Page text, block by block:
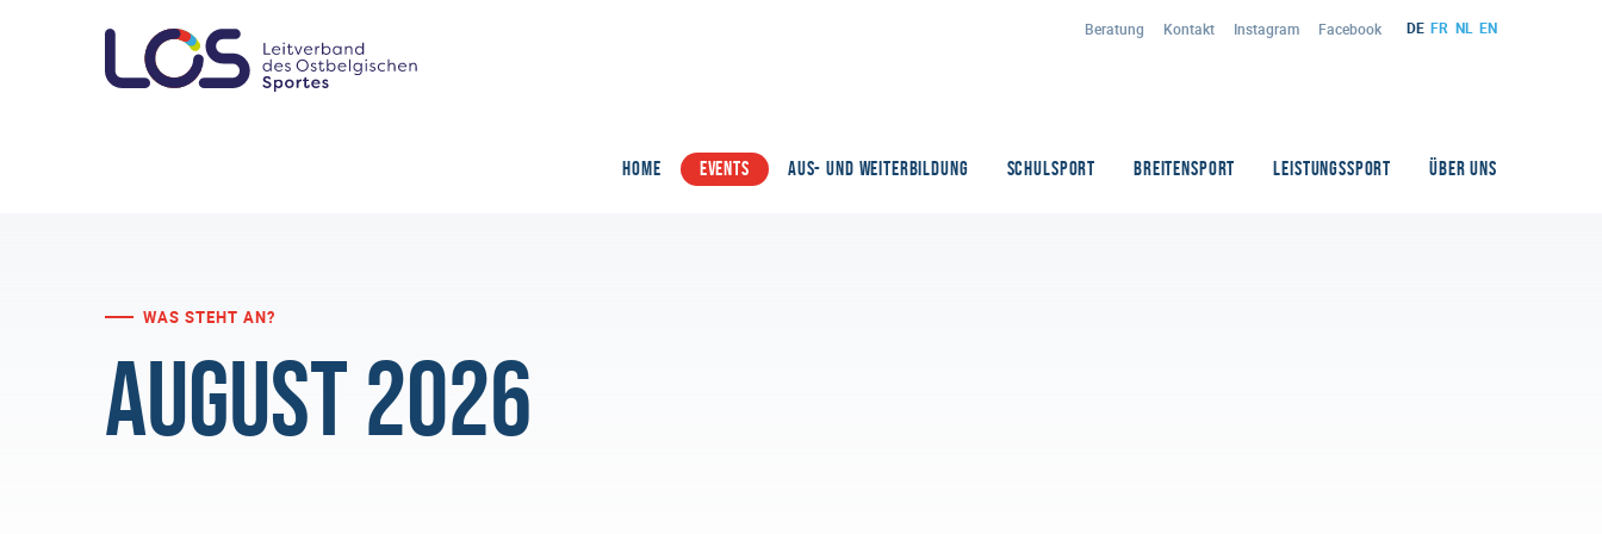
Beratung Kontakt Instagram Facebook DE FR NL EN
HOME EVENTS AUS- UND WEITERBILDUNG SCHULSPORT BREITENSPORT LEISTUNGSSPORT ÜBER UNS
WAS STEHT AN?
August 2026